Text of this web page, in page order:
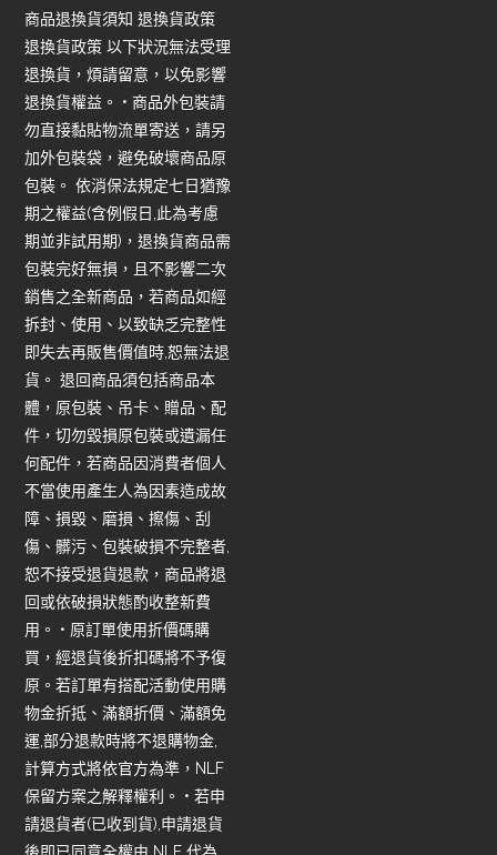
商品退換貨須知 退換貨政策
退換貨政策 以下狀況無法受理
退換貨，煩請留意，以免影響
退換貨權益。 • 商品外包裝請
勿直接黏貼物流單寄送，請另
加外包裝袋，避免破壞商品原
包裝。 依消保法規定七日猶豫
期之權益(含例假日,此為考慮
期並非試用期)，退換貨商品需
包裝完好無損，且不影響二次
銷售之全新商品，若商品如經
拆封、使用、以致缺乏完整性
即失去再販售價值時,恕無法退
貨。 退回商品須包括商品本
體，原包裝、吊卡、贈品、配
件，切勿毀損原包裝或遺漏任
何配件，若商品因消費者個人
不當使用產生人為因素造成故
障、損毀、磨損、擦傷、刮
傷、髒污、包裝破損不完整者,
恕不接受退貨退款，商品將退
回或依破損狀態酌收整新費
用。 • 原訂單使用折價碼購
買，經退貨後折扣碼將不予復
原。若訂單有搭配活動使用購
物金折抵、滿額折價、滿額免
運,部分退款時將不退購物金,
計算方式將依官方為準，NLF
保留方案之解釋權利。 • 若申
請退貨者(已收到貨),申請退貨